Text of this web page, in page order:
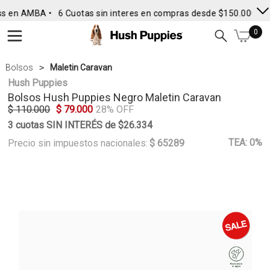
en AMBA • 6 Cuotas sin interes en compras desde $150.000 •
0
Bolsos Maletin Caravan
Hush Puppies
Bolsos Hush Puppies Negro Maletin Caravan
$ 110.000 $ 79.000 28% OFF
3 cuotas SIN INTERÉS de $26.334
Precio sin impuestos nacionales: $ 65289 TEA: 0%